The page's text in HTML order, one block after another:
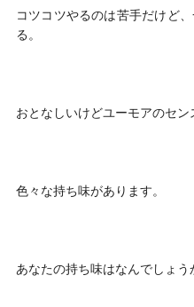
コツコツやるのは苦手だけど
る。
おとなしいけどユーモアのセン
色々な持ち味があります。
あなたの持ち味はなんでしょう